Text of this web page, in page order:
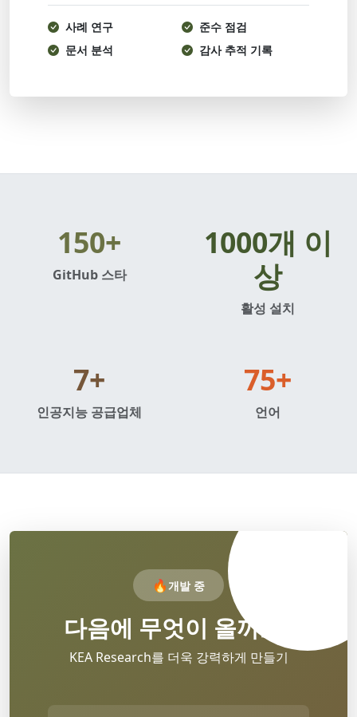
사례 연구
준수 점검
문서 분석
감사 추적 기록
150+
GitHub 스타
1000개 이
상
활성 설치
7+
인공지능 공급업체
75+
언어
🔥개발 중
다음에 무엇이 올까요?
KEA Research를 더욱 강력하게 만들기